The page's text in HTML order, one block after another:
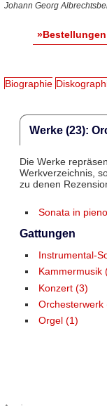
Johann Georg
Biographie
Werke (23):
Die Werke
Werkverzeichnis,
zu denen
Sonata in
Gattungen
Instrumental-
Kammermusik
Konzert (3)
Orchesterwerk
Orgel (1)